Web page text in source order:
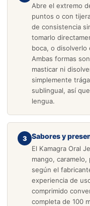
Abre el extremo
puntos o con
de consistencia
tomarlo
boca, o disolverlo
Ambas formas
masticar ni
simplemente
sublingual, así
lengua.
3 Sabores y
El Kamagra Oral
mango,
según el
experiencia de
comprimido
completa de 100